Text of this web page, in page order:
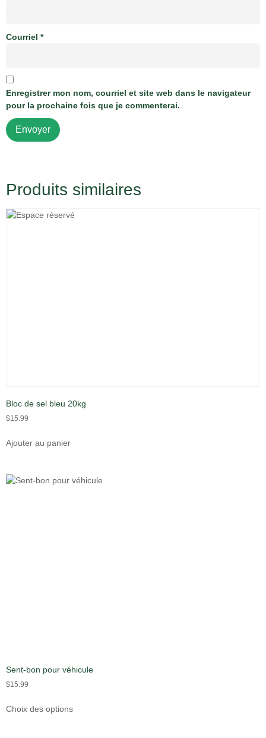
Courriel *
Enregistrer mon nom, courriel et site web dans le navigateur
pour la prochaine fois que je commenterai.
Produits similaires
Bloc de sel bleu 20kg
$15.99
Ajouter au panier
Sent-bon pour véhicule
$15.99
Choix des options